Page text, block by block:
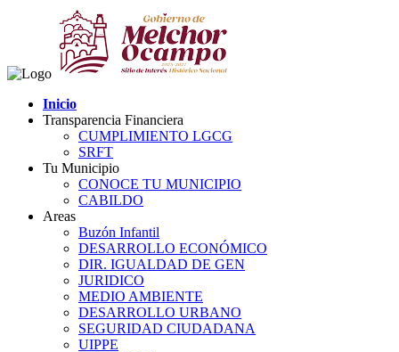
Inicio
Transparencia Financiera
CUMPLIMIENTO LGCG
SRFT
Tu Municipio
CONOCE TU MUNICIPIO
CABILDO
Areas
Buzón Infantil
DESARROLLO ECONÓMICO
DIR. IGUALDAD DE GEN
JURIDICO
MEDIO AMBIENTE
DESARROLLO URBANO
SEGURIDAD CIUDADANA
UIPPE